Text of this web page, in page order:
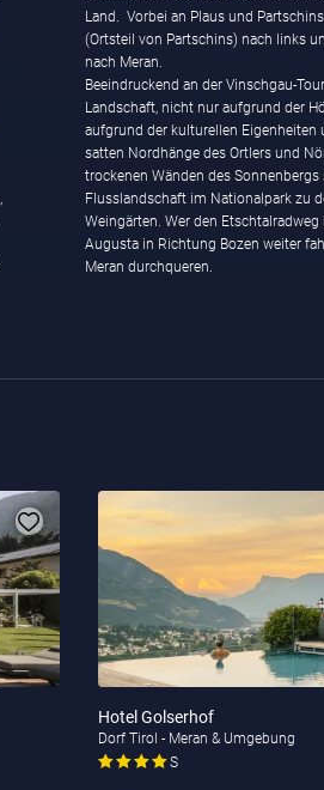
nach Meran.
Beeindruckend an der Vinschgau-
Landschaft, nicht nur aufgrund der
aufgrund der kulturellen Eigenheiten
satten Nordhänge des Ortlers und
trockenen Wänden des
Flusslandschaft im Nationalpark zu
Weingärten. Wer den Etschtalradweg
Augusta in Richtung Bozen weiter
Meran durchqueren.
Hotel Golserhof
Dorf Tirol - Meran & Umgebung
S